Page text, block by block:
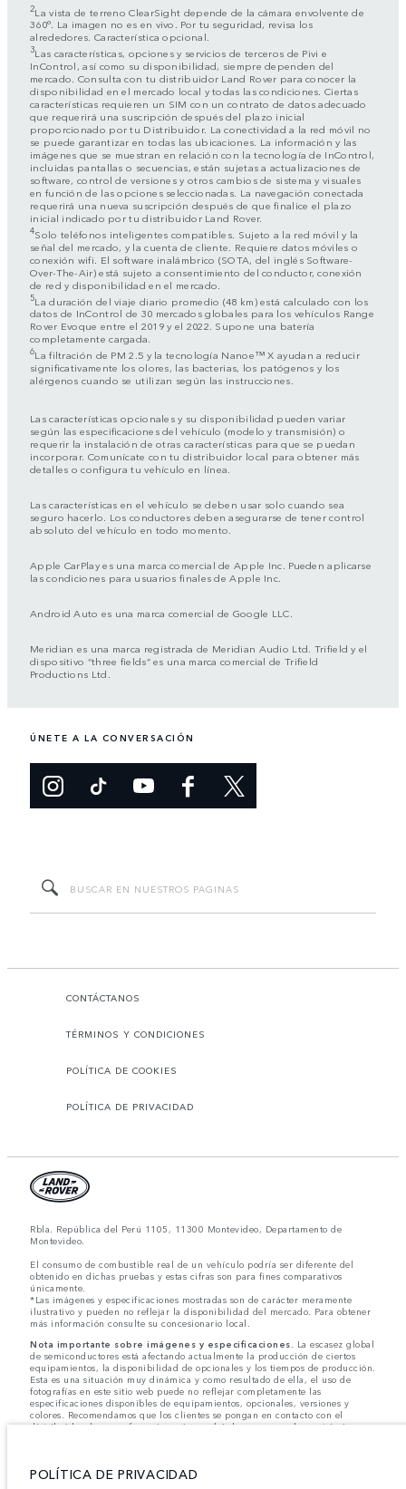
2La vista de terreno ClearSight depende de la cámara envolvente de
360°. La imagen no es en vivo. Por tu seguridad, revisa los
alrededores. Característica opcional.
3Las características, opciones y servicios de terceros de Pivi e
InControl, así como su disponibilidad, siempre dependen del
mercado. Consulta con tu distribuidor Land Rover para conocer la
disponibilidad en el mercado local y todas las condiciones. Ciertas
características requieren un SIM con un contrato de datos adecuado
que requerirá una suscripción después del plazo inicial
proporcionado por tu Distribuidor. La conectividad a la red móvil no
se puede garantizar en todas las ubicaciones. La información y las
imágenes que se muestran en relación con la tecnología de InControl,
incluidas pantallas o secuencias, están sujetas a actualizaciones de
software, control de versiones y otros cambios de sistema y visuales
en función de las opciones seleccionadas. La navegación conectada
requerirá una nueva suscripción después de que finalice el plazo
inicial indicado por tu distribuidor Land Rover.
4Solo teléfonos inteligentes compatibles. Sujeto a la red móvil y la
señal del mercado, y la cuenta de cliente. Requiere datos móviles o
conexión wifi. El software inalámbrico (SOTA, del inglés Software-
Over-The-Air) está sujeto a consentimiento del conductor, conexión
de red y disponibilidad en el mercado.
5La duración del viaje diario promedio (48 km) está calculado con los
datos de InControl de 30 mercados globales para los vehículos Range
Rover Evoque entre el 2019 y el 2022. Supone una batería
completamente cargada.
6La filtración de PM 2.5 y la tecnología Nanoe™ X ayudan a reducir
significativamente los olores, las bacterias, los patógenos y los
alérgenos cuando se utilizan según las instrucciones.
Las características opcionales y su disponibilidad pueden variar
según las especificaciones del vehículo (modelo y transmisión) o
requerir la instalación de otras características para que se puedan
incorporar. Comunícate con tu distribuidor local para obtener más
detalles o configura tu vehículo en línea.
Las características en el vehículo se deben usar solo cuando sea
seguro hacerlo. Los conductores deben asegurarse de tener control
absoluto del vehículo en todo momento.
Apple CarPlay es una marca comercial de Apple Inc. Pueden aplicarse
las condiciones para usuarios finales de Apple Inc.
Android Auto es una marca comercial de Google LLC.
Meridian es una marca registrada de Meridian Audio Ltd. Trifield y el
dispositivo “three fields” es una marca comercial de Trifield
Productions Ltd.
ÚNETE A LA CONVERSACIÓN
CONTÁCTANOS
TÉRMINOS Y CONDICIONES
POLÍTICA DE COOKIES
POLÍTICA DE PRIVACIDAD
Rbla. República del Perú 1105, 11300 Montevideo, Departamento de
Montevideo.
El consumo de combustible real de un vehículo podría ser diferente del
obtenido en dichas pruebas y estas cifras son para fines comparativos
únicamente.
*Las imágenes y especificaciones mostradas son de carácter meramente
ilustrativo y pueden no reflejar la disponibilidad del mercado. Para obtener
más información consulte su concesionario local.
Nota importante sobre imágenes y especificaciones. La escasez global
de semiconductores está afectando actualmente la producción de ciertos
equipamientos, la disponibilidad de opcionales y los tiempos de producción.
Esta es una situación muy dinámica y como resultado de ella, el uso de
fotografías en este sitio web puede no reflejar completamente las
especificaciones disponibles de equipamientos, opcionales, versiones y
colores. Recomendamos que los clientes se pongan en contacto con el
distribuidor de su preferencia, quien podrá dar a conocer las restricciones
Jaguar Land Rover Limited busca constantemente nuevas formas de mejorar
POLÍTICA DE PRIVACIDAD